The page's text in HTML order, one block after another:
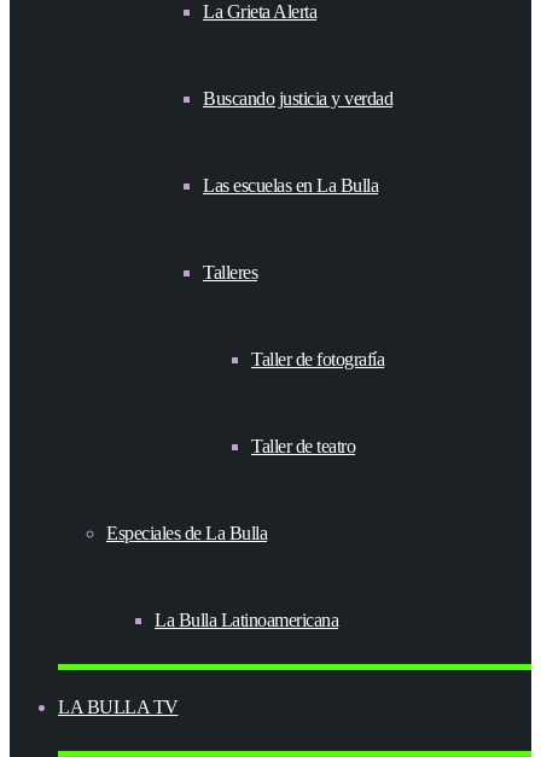
La Grieta Alerta
Buscando justicia y verdad
Las escuelas en La Bulla
Talleres
Taller de fotografía
Taller de teatro
Especiales de La Bulla
La Bulla Latinoamericana
LA BULLA TV